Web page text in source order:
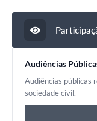
Audiências
Audiências públicas
sociedade civil.